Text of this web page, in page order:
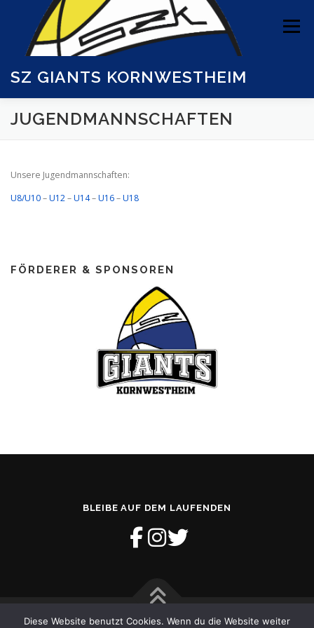
springen
SZ GIANTS KORNWESTHEIM
Menü
ÜBER UNS TEAMS BBA GIANTS
SHOP SPONSOREN
JUGENDMANNSCHAFTEN
Unsere Jugendmannschaften:
U8/U10–U12–U14–U16–U18
FÖRDERER & SPONSOREN
BLEIBE AUF DEM LAUFENDEN
Diese Website benutzt Cookies. Wenn du die Website weiter